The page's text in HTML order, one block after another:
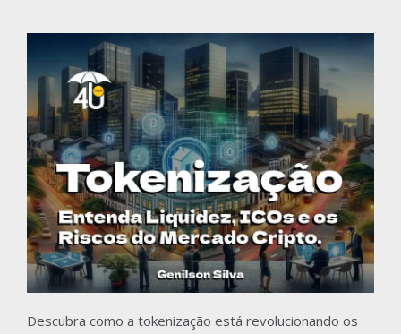
Descubra como a tokenização está revolucionando os